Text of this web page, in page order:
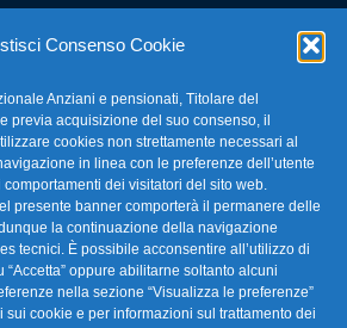
Consenso Cookie
Anziani e pensionati, Titolare del
previa acquisizione del suo consenso, il
cookies non strettamente necessari al
in linea con le preferenze dell’utente
comportamenti dei visitatori del sito web.
presente banner comporterà il permanere delle
la continuazione della navigazione
tecnici. È possibile acconsentire all’utilizzo di
“Accetta” oppure abilitarne soltanto alcuni
nella sezione “Visualizza le preferenze”
sui cookie e per informazioni sul trattamento dei
Frequenti